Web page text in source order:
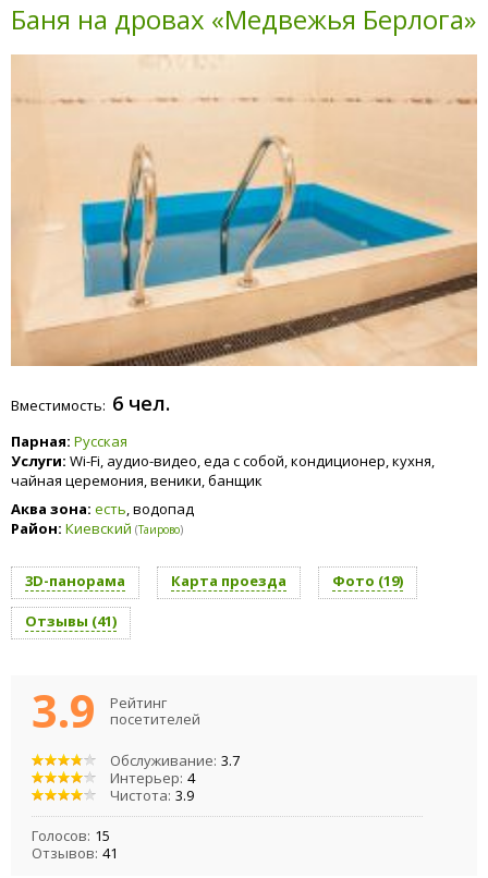
Баня на дровах «Медвежья Берлога»
Вместимость: 6 чел.
Парная: Русская
Услуги: Wi-Fi, аудио-видео, еда с собой, кондиционер, кухня,
чайная церемония, веники, банщик
Аква зона: есть, водопад
Район: Киевский (Таирово)
3D-панорама Карта проезда Фото (19)
Отзывы (41)
3.9
Рейтинг
посетителей
Обслуживание: 3.7
Интерьер: 4
Чистота: 3.9
Голосов: 15
Отзывов: 41